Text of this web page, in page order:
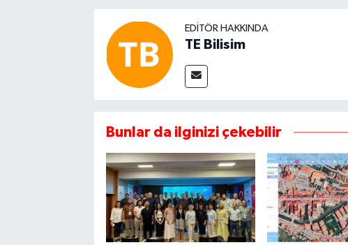
EDITÖR HAKKINDA
TE Bilisim
Bunlar da ilginizi çekebilir